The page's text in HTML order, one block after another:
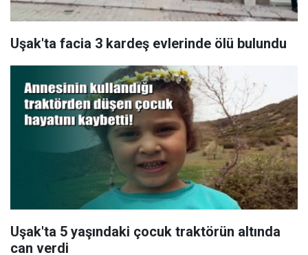
Uşak'ta facia 3 kardeş evlerinde ölü bulundu
Uşak'ta 5 yaşındaki çocuk traktörün altında
can verdi